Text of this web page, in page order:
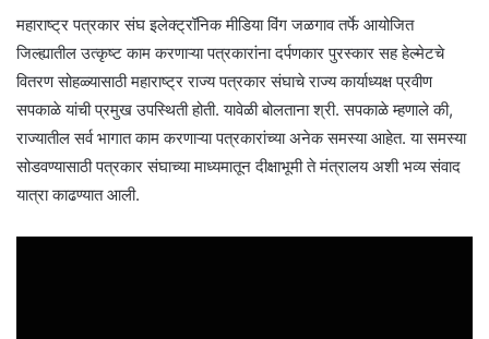
महाराष्ट्र पत्रकार संघ इलेक्ट्रॉनिक मीडिया विंग जळगाव तर्फे आयोजित
जिल्ह्यातील उत्कृष्ट काम करणाऱ्या पत्रकारांना दर्पणकार पुरस्कार सह हेल्मेटचे
वितरण सोहळ्यासाठी महाराष्ट्र राज्य पत्रकार संघाचे राज्य कार्याध्यक्ष प्रवीण
सपकाळे यांची प्रमुख उपस्थिती होती. यावेळी बोलताना श्री. सपकाळे म्हणाले की,
राज्यातील सर्व भागात काम करणाऱ्या पत्रकारांच्या अनेक समस्या आहेत. या समस्या
सोडवण्यासाठी पत्रकार संघाच्या माध्यमातून दीक्षाभूमी ते मंत्रालय अशी भव्य संवाद
यात्रा काढण्यात आली.